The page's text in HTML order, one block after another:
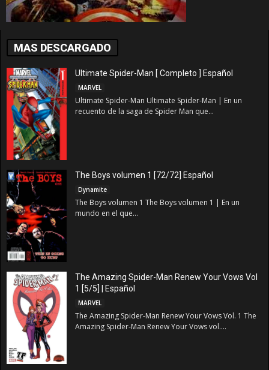
MAS DESCARGADO
Ultimate Spider-Man [ Completo ] Español
MARVEL
Ultimate Spider-Man Ultimate Spider-Man | En un
recuento de la saga de Spider Man que...
The Boys volumen 1 [72/72] Español
Dynamite
The Boys volumen 1 The Boys volumen 1 | En un
mundo en el que...
The Amazing Spider-Man Renew Your Vows Vol
1 [5/5] | Español
MARVEL
The Amazing Spider-Man Renew Your Vows Vol. 1 The
Amazing Spider-Man Renew Your Vows vol....